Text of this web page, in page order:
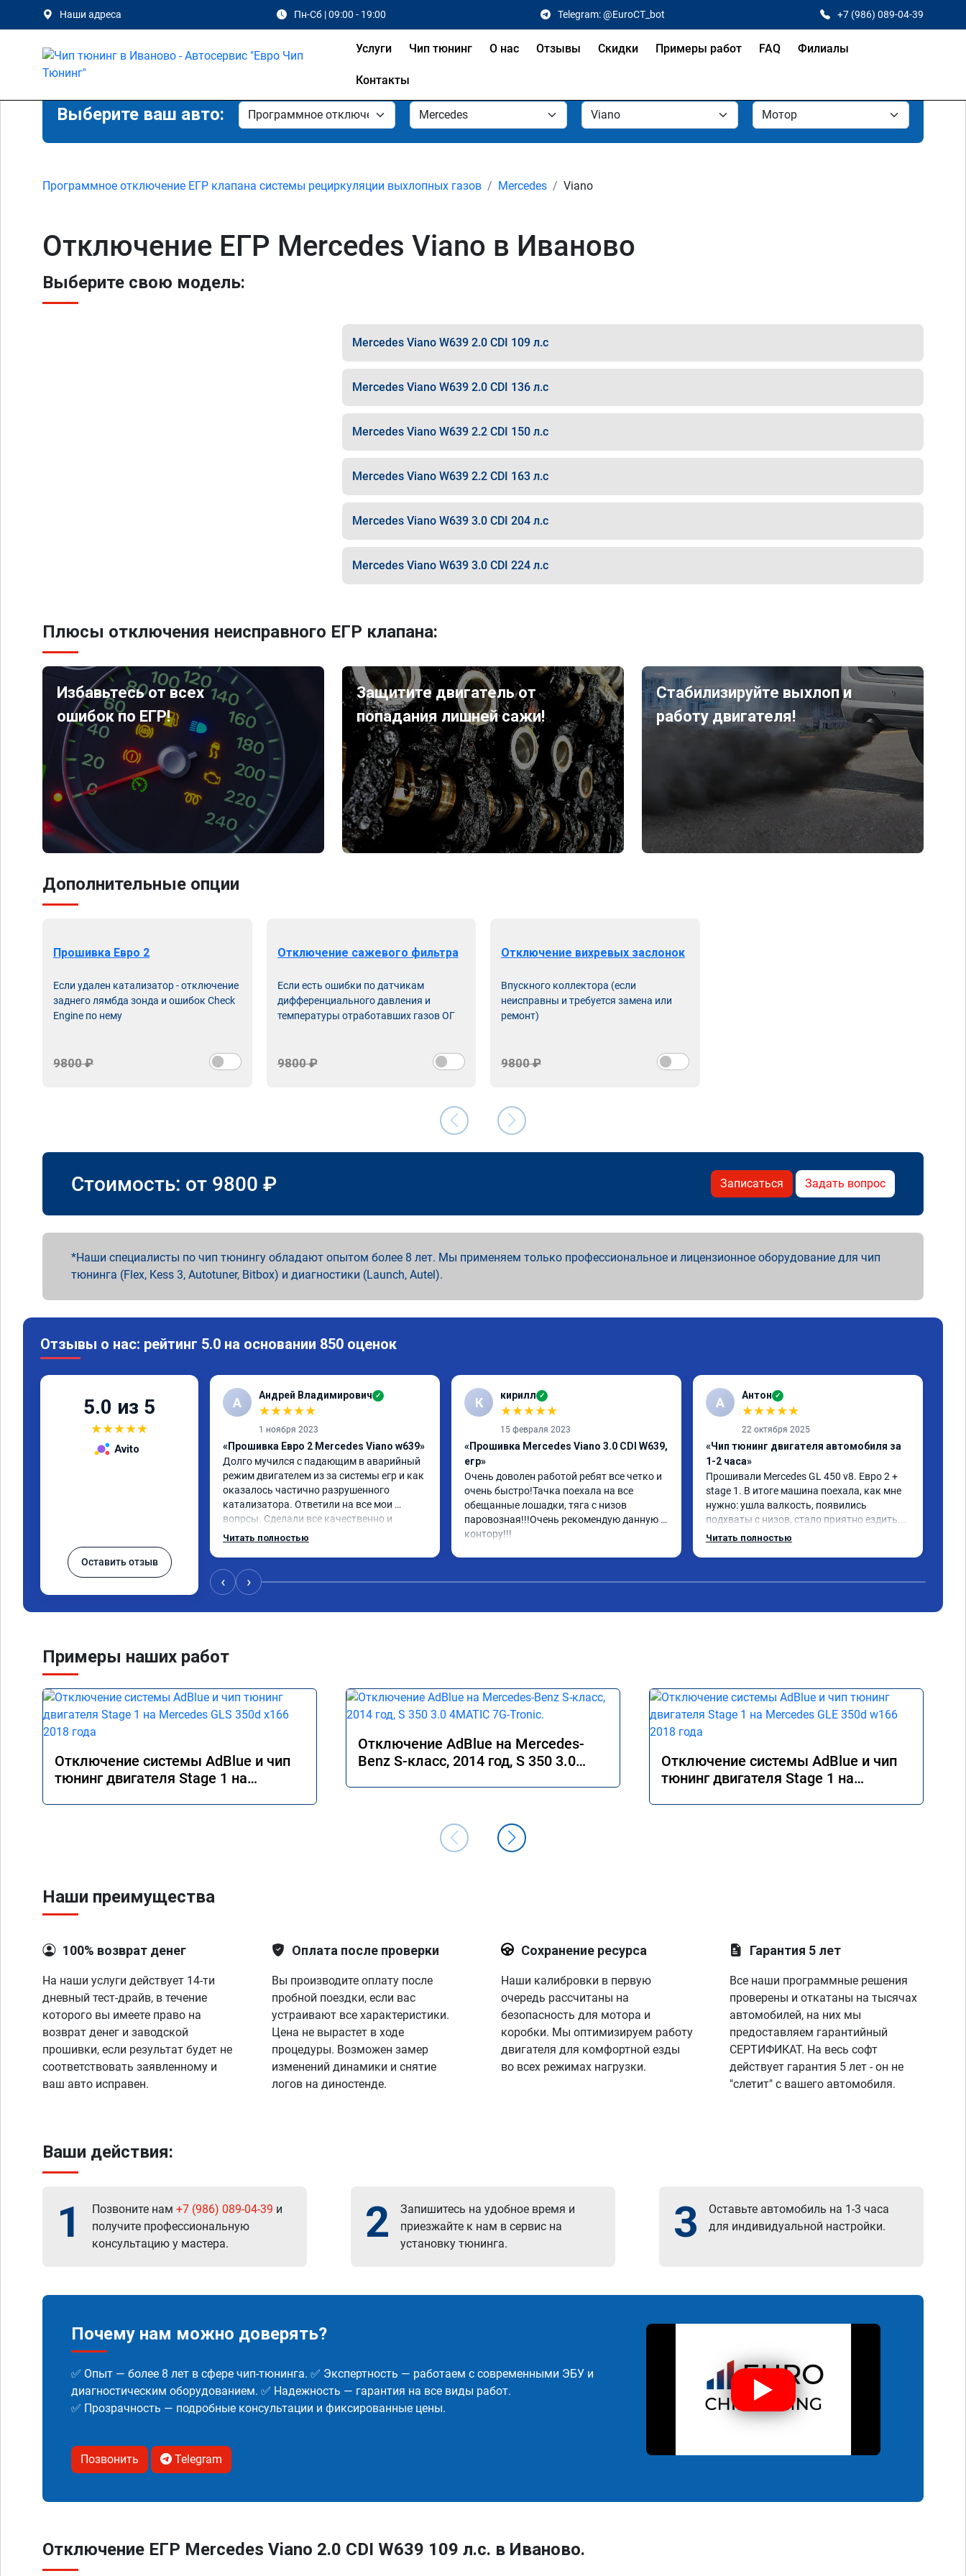
Наши адреса Пн-Сб | 09:00 - 19:00 Telegram: @EuroCT_bot +7 (986) 089-04-39
Услуги Чип тюнинг О нас Отзывы Скидки Примеры работ FAQ Филиалы
Контакты
Выберите ваш авто:
Программное отключение ЕГР клапана системы рециркуляции выхлопных газов Mercedes Viano
Отключение ЕГР Mercedes Viano в Иваново
Выберите свою модель:
Mercedes Viano W639 2.0 CDI 109 л.с
Mercedes Viano W639 2.0 CDI 136 л.с
Mercedes Viano W639 2.2 CDI 150 л.с
Mercedes Viano W639 2.2 CDI 163 л.с
Mercedes Viano W639 3.0 CDI 204 л.с
Mercedes Viano W639 3.0 CDI 224 л.с
Плюсы отключения неисправного ЕГР клапана:
Избавьтесь от всех
ошибок по ЕГР!
Защитите двигатель от
попадания лишней сажи!
Стабилизируйте выхлоп и
работу двигателя!
Дополнительные опции
Прошивка Евро 2
Если удален катализатор - отключение
заднего лямбда зонда и ошибок Check
Engine по нему
9800 ₽
Отключение сажевого фильтра
Если есть ошибки по датчикам
дифференциального давления и
температуры отработавших газов ОГ
9800 ₽
Отключение вихревых заслонок
Впускного коллектора (если
неисправны и требуется замена или
ремонт)
9800 ₽
Стоимость: от 9800 ₽ Записаться Задать вопрос
Наши специалисты по чип тюнингу обладают опытом более 8 лет. Мы применяем только профессиональное и лицензионное оборудование для чип
тюнинга (Flex, Kess 3, Autotuner, Bitbox) и диагностики (Launch, Autel).
Отзывы о нас: рейтинг 5.0 на основании 850 оценок
5.0 из 5
★★★★★
Avito
Оставить отзыв
А Андрей Владимирович ✓
★★★★★
1 ноября 2023
«Прошивка Евро 2 Mercedes Viano w639»
Долго мучился с падающим в аварийный
режим двигателем из за системы егр и как
оказалось частично разрушенного
катализатора. Ответили на все мои
вопрсы. Сделали все качественно и
несмотря на конец рабочего дня
Читать полностью
К кирилл ✓
★★★★★
15 февраля 2023
«Прошивка Mercedes Viano 3.0 CDI W639,
егр»
Очень доволен работой ребят все четко и
очень быстро!Тачка поехала на все
обещанные лошадки, тяга с низов
паровозная!!!Очень рекомендую данную
контору!!!
А Антон ✓
★★★★★
22 октября 2025
«Чип тюнинг двигателя автомобиля за
1-2 часа»
Прошивали Mercedes GL 450 v8. Евро 2 +
stage 1. В итоге машина поехала, как мне
нужно: ушла валкость, появились
подхваты с низов, стало приятно ездить.
Одни из лучших трат, в авто! 🔥
Читать полностью
‹ ›
Примеры наших работ
Отключение системы AdBlue и чип
тюнинг двигателя Stage 1 на
Отключение AdBlue на Mercedes-
Benz S-класс, 2014 год, S 350 3.0
Отключение системы AdBlue и чип
тюнинг двигателя Stage 1 на
Наши преимущества
100% возврат денег
На наши услуги действует 14-ти
дневный тест-драйв, в течение
которого вы имеете право на
возврат денег и заводской
прошивки, если результат будет не
соответствовать заявленному и
ваш авто исправен.
Оплата после проверки
Вы производите оплату после
пробной поездки, если вас
устраивают все характеристики.
Цена не вырастет в ходе
процедуры. Возможен замер
изменений динамики и снятие
логов на диностенде.
Сохранение ресурса
Наши калибровки в первую
очередь рассчитаны на
безопасность для мотора и
коробки. Мы оптимизируем работу
двигателя для комфортной езды
во всех режимах нагрузки.
Гарантия 5 лет
Все наши программные решения
проверены и откатаны на тысячах
автомобилей, на них мы
предоставляем гарантийный
СЕРТИФИКАТ. На весь софт
действует гарантия 5 лет - он не
"слетит" с вашего автомобиля.
Ваши действия:
1 Позвоните нам +7 (986) 089-04-39 и
получите профессиональную
консультацию у мастера.
2
Запишитесь на удобное время и
приезжайте к нам в сервис на
установку тюнинга.
3
Оставьте автомобиль на 1-3 часа
для индивидуальной настройки.
Почему нам можно доверять?
✅ Опыт — более 8 лет в сфере чип-тюнинга. ✅ Экспертность — работаем с современными ЭБУ и
диагностическим оборудованием. ✅ Надежность — гарантия на все виды работ.
✅ Прозрачность — подробные консультации и фиксированные цены.
Позвонить Telegram
Отключение ЕГР Mercedes Viano 2.0 CDI W639 109 л.с. в Иваново.